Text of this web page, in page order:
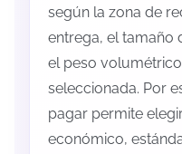
según la zona de
entrega, el tamaño
el peso
seleccionada. Por
pagar permite
económico,